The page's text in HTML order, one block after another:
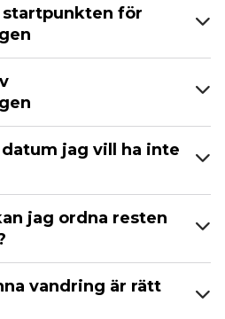
för
jag vill ha inte
jag ordna resten
vandring är rätt